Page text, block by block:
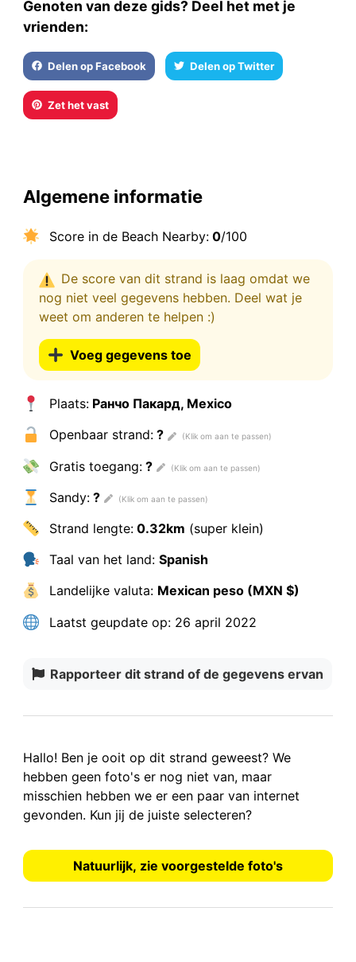
Genoten van deze gids? Deel het met je
vrienden:
Delen op Facebook Delen op Twitter
Zet het vast
Algemene informatie
Score in de Beach Nearby:0/100
De score van dit strand is laag omdat we
nog niet veel gegevens hebben. Deel wat je
weet om anderen te helpen :)
Voeg gegevens toe
Plaats:Ранчо Пакард, Mexico
Openbaar strand:?
Gratis toegang:?
Sandy:?
Strand lengte:0.32km (super klein)
Taal van het land: Spanish
Landelijke valuta: Mexican peso (MXN $)
Laatst geupdate op:26 april 2022
Rapporteer dit strand of de gegevens ervan
Hallo! Ben je ooit op dit strand geweest? We
hebbengeen foto's er nog niet van, maar
misschien hebben we er een paar van internet
gevonden. Kun jij de juiste selecteren?
Natuurlijk, zie voorgestelde foto's